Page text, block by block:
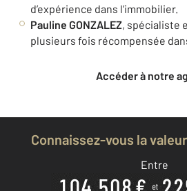
d’expérience dans l’immobilier.
Pauline GONZALEZ, spécialiste
plusieurs fois récompensée
Accéder à notre
Connaissez-vous la
Entre